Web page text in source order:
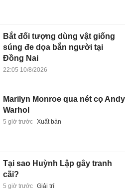
Bắt đối tượng dùng vật giống
súng đe dọa bắn người tại
Đồng Nai
22:05 10/8/2026
Marilyn Monroe qua nét cọ Andy
Warhol
5 giờ trước Xuất bản
Tại sao Huỳnh Lập gây tranh
cãi?
5 giờ trước Giải trí